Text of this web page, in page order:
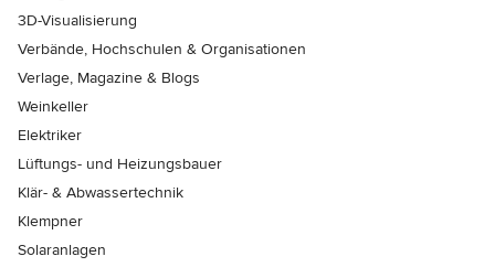
3D-Visualisierung
Verbände, Hochschulen & Organisationen
Verlage, Magazine & Blogs
Weinkeller
Elektriker
Lüftungs- und Heizungsbauer
Klär- & Abwassertechnik
Klempner
Solaranlagen